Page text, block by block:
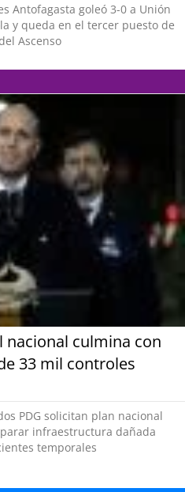
Antofagasta goleó 3-0 a Unión
en el tercer puesto de
Ascenso
nacional culmina con
33 mil controles
PDG solicitan plan nacional
infraestructura dañada
temporales